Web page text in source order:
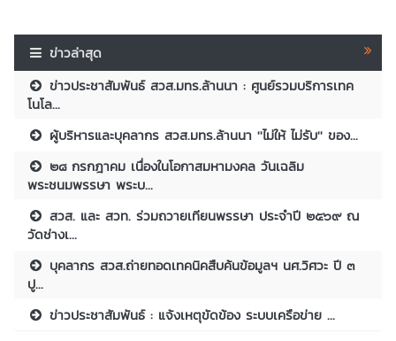
ข่าวล่าสุด
ข่าวประชาสัมพันธ์ สวส.มทร.ล้านนา : ศูนย์รวมบริการเทค
โนโล...
ผู้บริหารและบุคลากร สวส.มทร.ล้านนา ''ไม่ให้ ไม่รับ'' ของ...
๒๘ กรกฎาคม เนื่องในโอกาสมหามงคล วันเฉลิม
พระชนมพรรษา พระบ...
สวส. และ สวท. ร่วมถวายเทียนพรรษา ประจำปี ๒๕๖๙ ณ
วัดช่างเ...
บุคลากร สวส.ถ่ายทอดเทคนิคสืบค้นข้อมูลฯ นศ.วิศวะ ปี ๓
ปู...
ข่าวประชาสัมพันธ์ : แจ้งเหตุขัดข้อง ระบบเครือข่าย ...